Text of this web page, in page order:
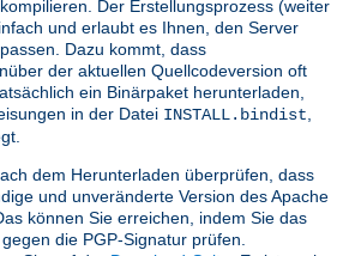
Der Erstellungsprozess (weiter
und erlaubt es Ihnen, den Server
Dazu kommt, dass
der aktuellen Quellcodeversion oft
ein Binärpaket herunterladen,
in der Datei INSTALL.bindist
dem Herunterladen überprüfen, dass
und unveränderte Version des Apache
können Sie erreichen, indem Sie das
die PGP-Signatur prüfen.